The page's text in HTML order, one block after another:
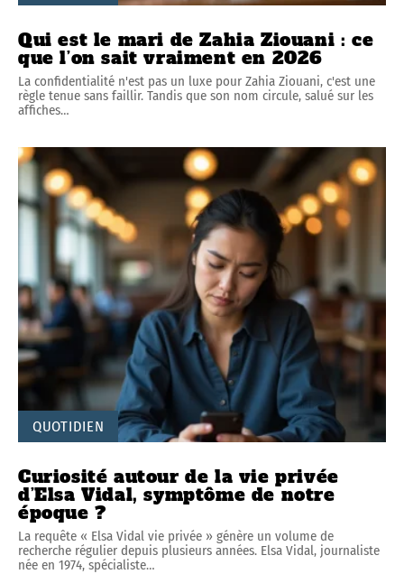
Qui est le mari de Zahia Ziouani : ce
que l’on sait vraiment en 2026
La confidentialité n'est pas un luxe pour Zahia Ziouani, c'est une
règle tenue sans faillir. Tandis que son nom circule, salué sur les
affiches…
QUOTIDIEN
Curiosité autour de la vie privée
d’Elsa Vidal, symptôme de notre
époque ?
La requête « Elsa Vidal vie privée » génère un volume de
recherche régulier depuis plusieurs années. Elsa Vidal, journaliste
née en 1974, spécialiste…